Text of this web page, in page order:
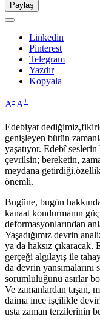
Paylaş
Linkedin
Pinterest
Telegram
Yazdır
Kopyala
A- A+
Edebiyat
genişleyen bütün
yaşatıyor. Edebî
çevrilsin; bereketin,
meydana
önemli.
Bugüne, bugün
kanaat kondurmanın
deformasyonlarından
Yaşadığımız devrin
ya da haksız çıkaracak.
gerçeği algılayış ile
da devrin
sorumluluğunu asırlar
Ve zamanlardan taşan,
daima ince işçilikle
usta zaman terzilerinin